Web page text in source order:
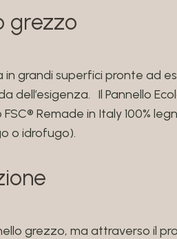
grezzo
in grandi superfici pronte ad
Il Pannello
Remade in Italy 100%
o idrofugo).
grezzo, ma attraverso il